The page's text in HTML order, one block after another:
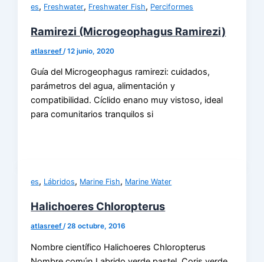
es, Freshwater, Freshwater Fish, Perciformes
Ramirezi (Microgeophagus Ramirezi)
atlasreef /12 junio, 2020
Guía del Microgeophagus ramirezi: cuidados,
parámetros del agua, alimentación y
compatibilidad. Cíclido enano muy vistoso, ideal
para comunitarios tranquilos si
es, Lábridos, Marine Fish, Marine Water
Halichoeres Chloropterus
atlasreef/28 octubre, 2016
Nombre científico Halichoeres Chloropterus